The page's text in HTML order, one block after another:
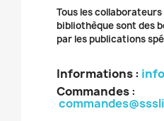
Tous les
bibliothèque sont des
par les publications
Informations :
Commandes: